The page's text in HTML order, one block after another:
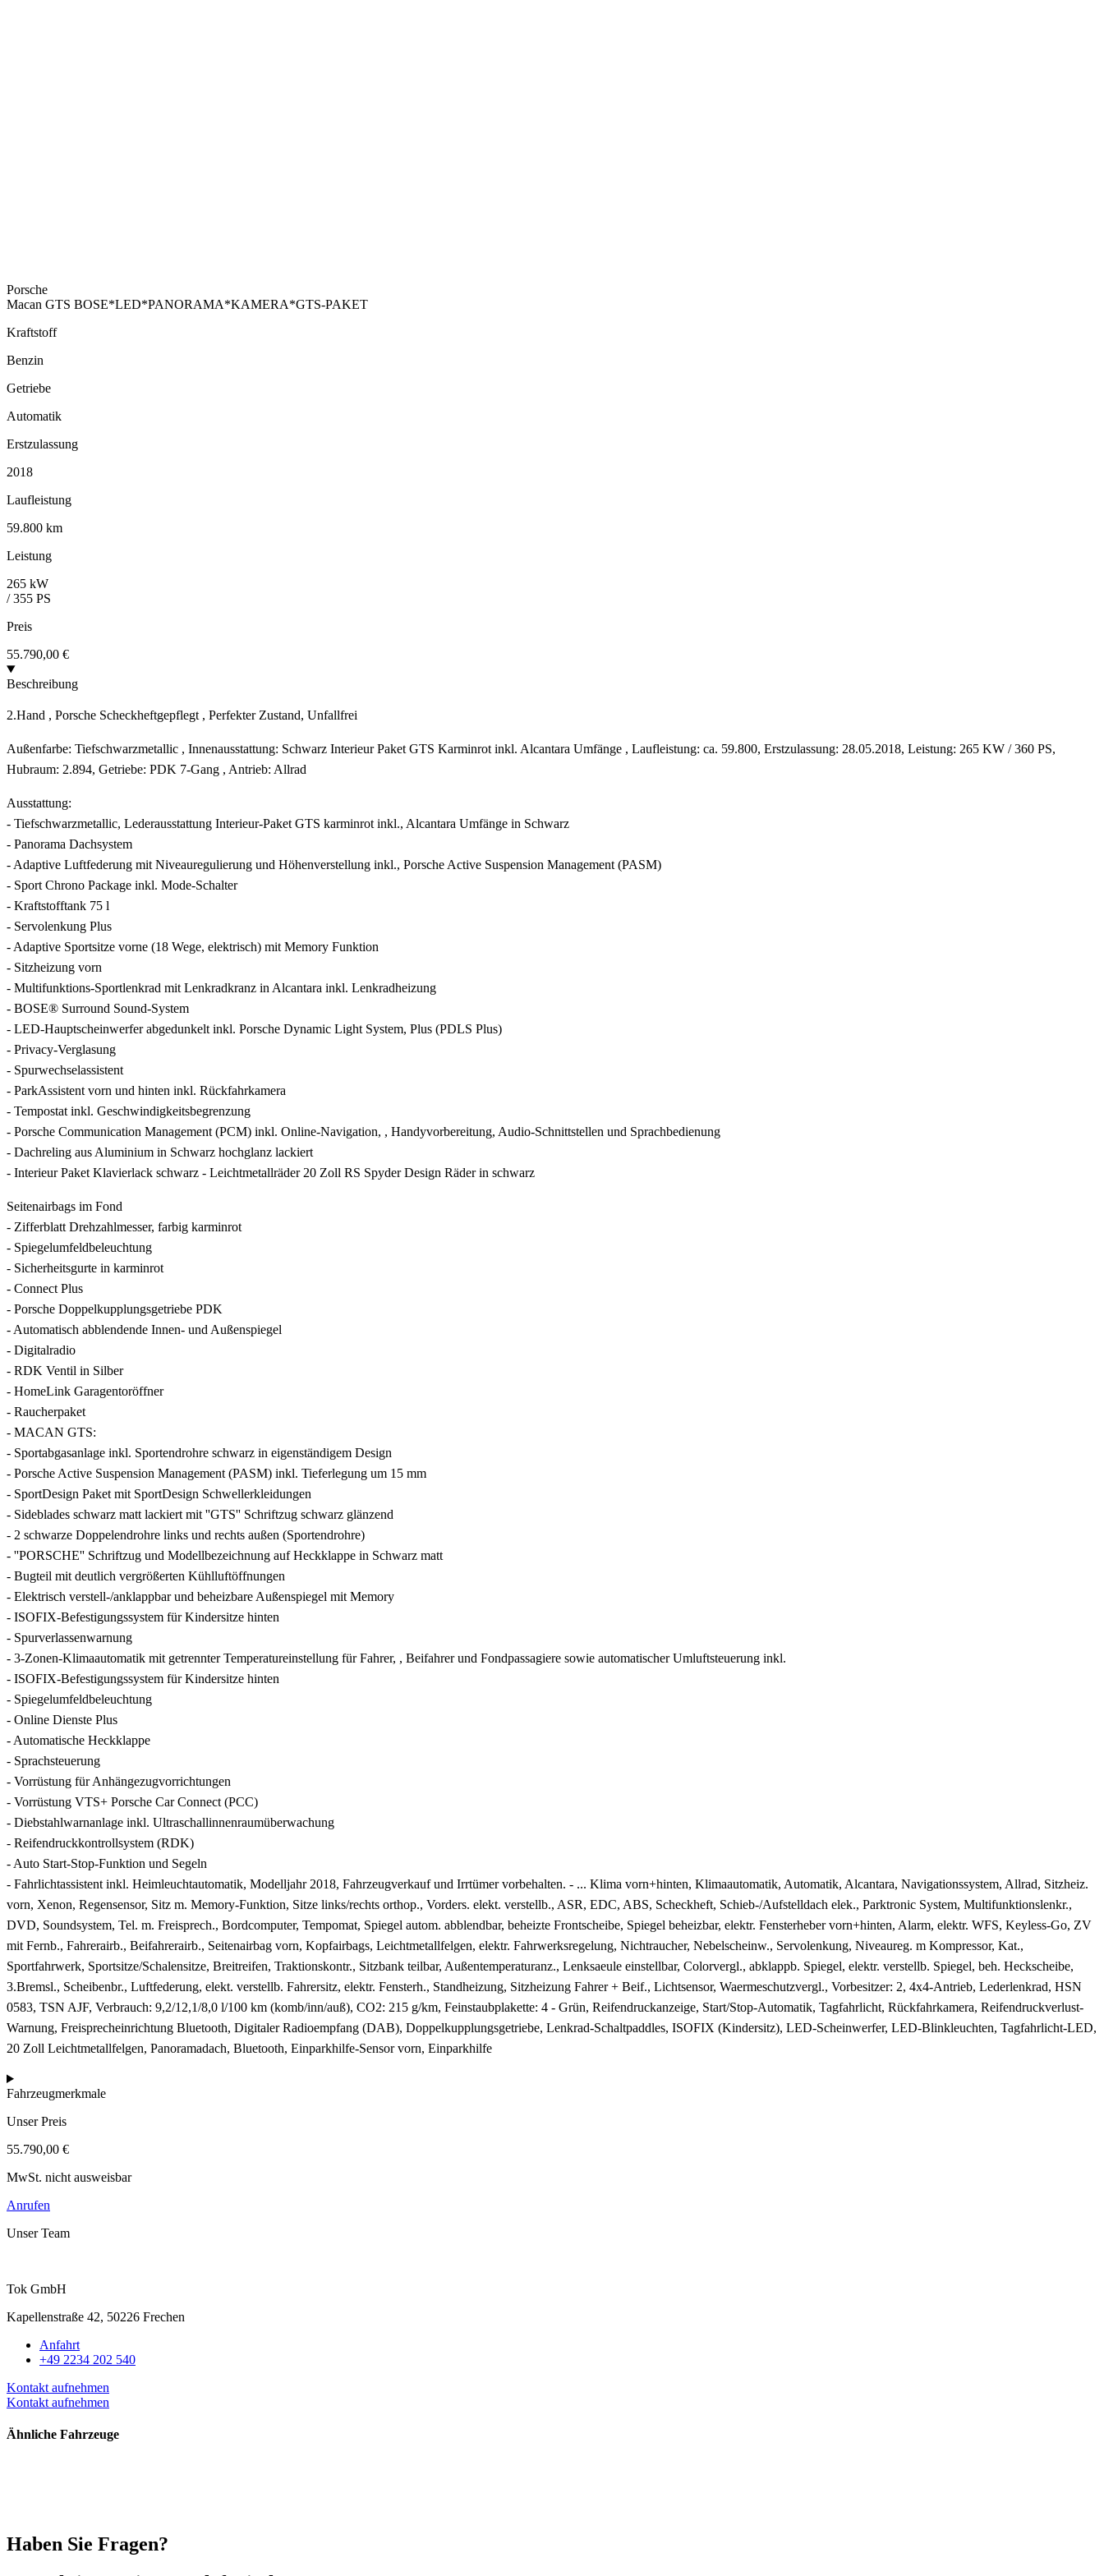
Porsche
Macan GTS BOSE*LED*PANORAMA*KAMERA*GTS-PAKET
Kraftstoff
Benzin
Getriebe
Automatik
Erstzulassung
2018
Laufleistung
59.800 km
Leistung
265 kW
/ 355 PS
Preis
55.790,00 €
Beschreibung
2.Hand , Porsche Scheckheftgepflegt , Perfekter Zustand, Unfallfrei
Außenfarbe: Tiefschwarzmetallic , Innenausstattung: Schwarz Interieur Paket GTS Karminrot inkl. Alcantara Umfänge , Laufleistung: ca. 59.800, Erstzulassung: 28.05.2018, Leistung: 265 KW / 360 PS,
Hubraum: 2.894, Getriebe: PDK 7-Gang , Antrieb: Allrad
Ausstattung:
- Tiefschwarzmetallic, Lederausstattung Interieur-Paket GTS karminrot inkl., Alcantara Umfänge in Schwarz
- Panorama Dachsystem
- Adaptive Luftfederung mit Niveauregulierung und Höhenverstellung inkl., Porsche Active Suspension Management (PASM)
- Sport Chrono Package inkl. Mode-Schalter
- Kraftstofftank 75 l
- Servolenkung Plus
- Adaptive Sportsitze vorne (18 Wege, elektrisch) mit Memory Funktion
- Sitzheizung vorn
- Multifunktions-Sportlenkrad mit Lenkradkranz in Alcantara inkl. Lenkradheizung
- BOSE® Surround Sound-System
- LED-Hauptscheinwerfer abgedunkelt inkl. Porsche Dynamic Light System, Plus (PDLS Plus)
- Privacy-Verglasung
- Spurwechselassistent
- ParkAssistent vorn und hinten inkl. Rückfahrkamera
- Tempostat inkl. Geschwindigkeitsbegrenzung
- Porsche Communication Management (PCM) inkl. Online-Navigation, , Handyvorbereitung, Audio-Schnittstellen und Sprachbedienung
- Dachreling aus Aluminium in Schwarz hochglanz lackiert
- Interieur Paket Klavierlack schwarz - Leichtmetallräder 20 Zoll RS Spyder Design Räder in schwarz
Seitenairbags im Fond
- Zifferblatt Drehzahlmesser, farbig karminrot
- Spiegelumfeldbeleuchtung
- Sicherheitsgurte in karminrot
- Connect Plus
- Porsche Doppelkupplungsgetriebe PDK
- Automatisch abblendende Innen- und Außenspiegel
- Digitalradio
- RDK Ventil in Silber
- HomeLink Garagentoröffner
- Raucherpaket
- MACAN GTS:
- Sportabgasanlage inkl. Sportendrohre schwarz in eigenständigem Design
- Porsche Active Suspension Management (PASM) inkl. Tieferlegung um 15 mm
- SportDesign Paket mit SportDesign Schwellerkleidungen
- Sideblades schwarz matt lackiert mit ''GTS'' Schriftzug schwarz glänzend
- 2 schwarze Doppelendrohre links und rechts außen (Sportendrohre)
- ''PORSCHE'' Schriftzug und Modellbezeichnung auf Heckklappe in Schwarz matt
- Bugteil mit deutlich vergrößerten Kühlluftöffnungen
- Elektrisch verstell-/anklappbar und beheizbare Außenspiegel mit Memory
- ISOFIX-Befestigungssystem für Kindersitze hinten
- Spurverlassenwarnung
- 3-Zonen-Klimaautomatik mit getrennter Temperatureinstellung für Fahrer, , Beifahrer und Fondpassagiere sowie automatischer Umluftsteuerung inkl.
- ISOFIX-Befestigungssystem für Kindersitze hinten
- Spiegelumfeldbeleuchtung
- Online Dienste Plus
- Automatische Heckklappe
- Sprachsteuerung
- Vorrüstung für Anhängezugvorrichtungen
- Vorrüstung VTS+ Porsche Car Connect (PCC)
- Diebstahlwarnanlage inkl. Ultraschallinnenraumüberwachung
- Reifendruckkontrollsystem (RDK)
- Auto Start-Stop-Funktion und Segeln
- Fahrlichtassistent inkl. Heimleuchtautomatik, Modelljahr 2018, Fahrzeugverkauf und Irrtümer vorbehalten. - ... Klima vorn+hinten, Klimaautomatik, Automatik, Alcantara, Navigationssystem, Allrad, Sitzheiz.
vorn, Xenon, Regensensor, Sitz m. Memory-Funktion, Sitze links/rechts orthop., Vorders. elekt. verstellb., ASR, EDC, ABS, Scheckheft, Schieb-/Aufstelldach elek., Parktronic System, Multifunktionslenkr.,
DVD, Soundsystem, Tel. m. Freisprech., Bordcomputer, Tempomat, Spiegel autom. abblendbar, beheizte Frontscheibe, Spiegel beheizbar, elektr. Fensterheber vorn+hinten, Alarm, elektr. WFS, Keyless-Go, ZV
mit Fernb., Fahrerairb., Beifahrerairb., Seitenairbag vorn, Kopfairbags, Leichtmetallfelgen, elektr. Fahrwerksregelung, Nichtraucher, Nebelscheinw., Servolenkung, Niveaureg. m Kompressor, Kat.,
Sportfahrwerk, Sportsitze/Schalensitze, Breitreifen, Traktionskontr., Sitzbank teilbar, Außentemperaturanz., Lenksaeule einstellbar, Colorvergl., abklappb. Spiegel, elektr. verstellb. Spiegel, beh. Heckscheibe,
3.Bremsl., Scheibenbr., Luftfederung, elekt. verstellb. Fahrersitz, elektr. Fensterh., Standheizung, Sitzheizung Fahrer + Beif., Lichtsensor, Waermeschutzvergl., Vorbesitzer: 2, 4x4-Antrieb, Lederlenkrad, HSN
0583, TSN AJF, Verbrauch: 9,2/12,1/8,0 l/100 km (komb/inn/auß), CO2: 215 g/km, Feinstaubplakette: 4 - Grün, Reifendruckanzeige, Start/Stop-Automatik, Tagfahrlicht, Rückfahrkamera, Reifendruckverlust-
Warnung, Freisprecheinrichtung Bluetooth, Digitaler Radioempfang (DAB), Doppelkupplungsgetriebe, Lenkrad-Schaltpaddles, ISOFIX (Kindersitz), LED-Scheinwerfer, LED-Blinkleuchten, Tagfahrlicht-LED,
20 Zoll Leichtmetallfelgen, Panoramadach, Bluetooth, Einparkhilfe-Sensor vorn, Einparkhilfe
Fahrzeugmerkmale
Unser Preis
55.790,00 €
MwSt. nicht ausweisbar
Anrufen
Unser Team
Tok GmbH
Kapellenstraße 42, 50226 Frechen
Anfahrt
+49 2234 202 540
Kontakt aufnehmen
Kontakt aufnehmen
Ähnliche Fahrzeuge
Haben Sie Fragen?